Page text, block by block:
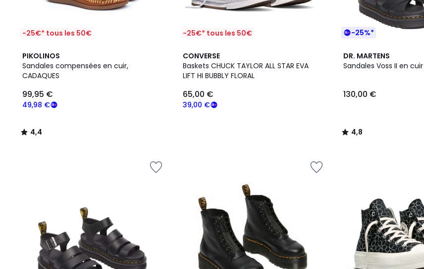
-25€* tous les 50€
PIKOLINOS
Sandales compensées en cuir,
CADAQUES
49,98 €
99,95 €
4,4
/ 5
4,4
/
-25€* tous les 50€
CONVERSE
Baskets CHUCK TAYLOR ALL STAR EVA
LIFT HI BUBBLY FLORAL
39,00 €
65,00 €
-25%*
DR. MARTENS
Sandales Voss II en
130,00 €
4,8
/ 5
4,8
/